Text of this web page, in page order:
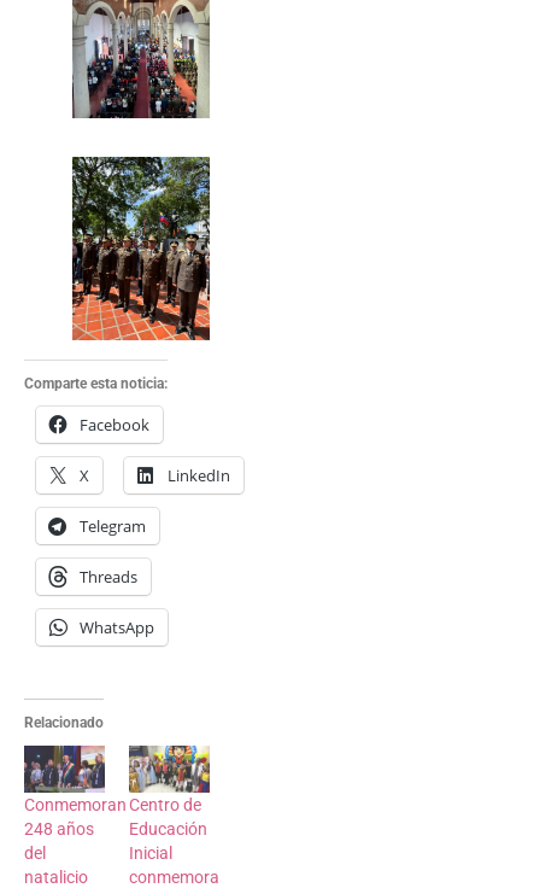
Comparte esta noticia:
Facebook
X LinkedIn
Telegram
Threads
WhatsApp
Relacionado
Conmemoran
248 años
del
natalicio
Centro de
Educación
Inicial
conmemora